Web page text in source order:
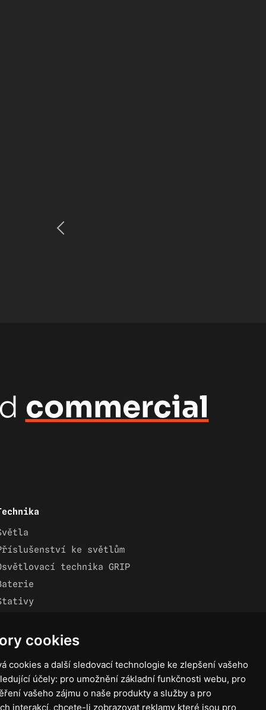
cookies
cookies a další sledovací technologie ke zlepšení vašeho
účely: pro umožnění základní funkčnosti webu, pro
vašeho zájmu o naše produkty a služby a pro
interakcí, chcete-li zobrazovat reklamy které jsou pro
commercial
ke světlům
technika GRIP
materiál
MISC. (RŮZNÉ) Accessories